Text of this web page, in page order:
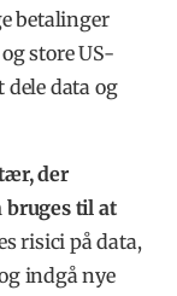
betalinger
store US-
data og
der
bruges til at
risicipå data,
indgå nye